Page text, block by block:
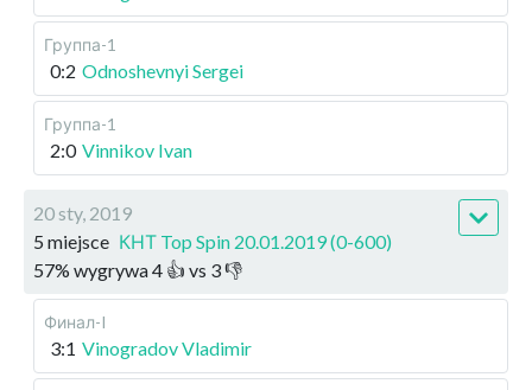
Группа-1
0:2 Odnoshevnyi Sergei
Группа-1
2:0 Vinnikov Ivan
20 sty, 2019
5 miejsce КНТ Top Spin 20.01.2019 (0-600)
57% wygrywa4 👍 vs 3👎
Финал-I
3:1 Vinogradov Vladimir